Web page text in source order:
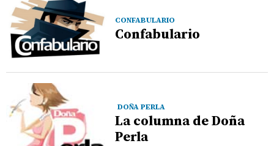
CONFABULARIO
Confabulario
DOÑA PERLA
La columna de Doña
Perla